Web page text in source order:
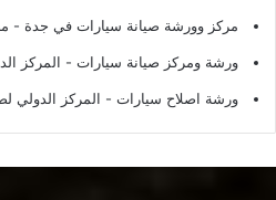
مركز وورشة صيانة سيارات في جدة -
ورشة ومركز صيانة سيارات - المركز
ورشة اصلاح سيارات - المركز الدولي